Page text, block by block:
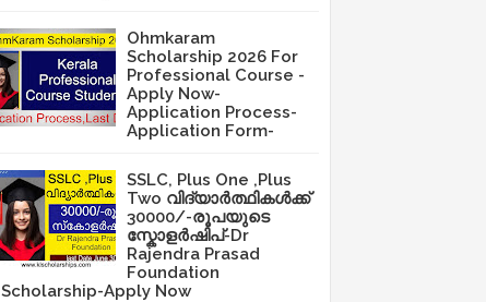
Ohmkaram
Scholarship 2026 For
Professional Course -
Apply Now-
Application Process-
Application Form-
SSLC, Plus One ,Plus
Two വിദ്യാർത്ഥികൾക്ക്
30000/-രൂപയുടെ
സ്കോളർഷിപ്-Dr
Rajendra Prasad
Foundation
Scholarship-Apply Now